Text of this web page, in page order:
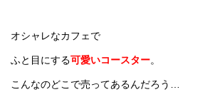
オシャレなカフェで
ふと目にする可愛いコースター。
こんなのどこで売ってあるんだろう…